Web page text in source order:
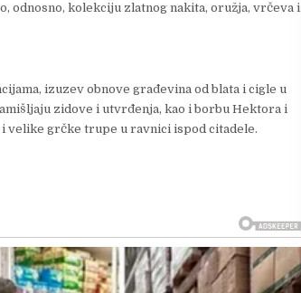
odnosno, kolekciju zlatnog nakita, oružja, vrčeva i
izuzev obnove građevina od blata i cigle u
zidove i utvrđenja, kao i borbu Hektora i
i velike grčke trupe u ravnici ispod citadele.